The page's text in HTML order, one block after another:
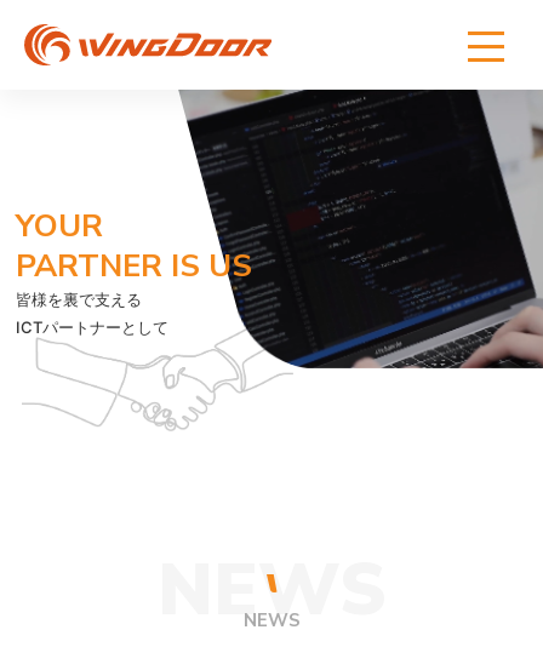
YOUR
PARTNER IS US
皆様を裏で支える
ICTパートナーとして
NEWS
NEWS